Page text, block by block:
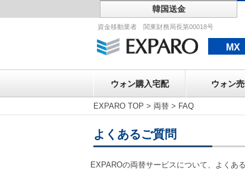
韓国送金
資金移動業者 関東財務局長第00018号
MX
ウォン購入宅配 ウォン
EXPARO TOP > 両替 > FAQ
よくあるご質問
EXPAROの両替サービスについて、よくあ